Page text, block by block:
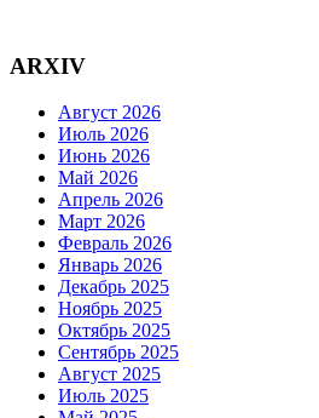
ARXIV
Август 2026
Июль 2026
Июнь 2026
Май 2026
Апрель 2026
Март 2026
Февраль 2026
Январь 2026
Декабрь 2025
Ноябрь 2025
Октябрь 2025
Сентябрь 2025
Август 2025
Июль 2025